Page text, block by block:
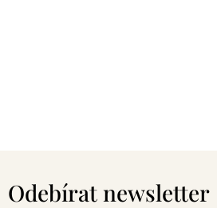
Odebírat newsletter